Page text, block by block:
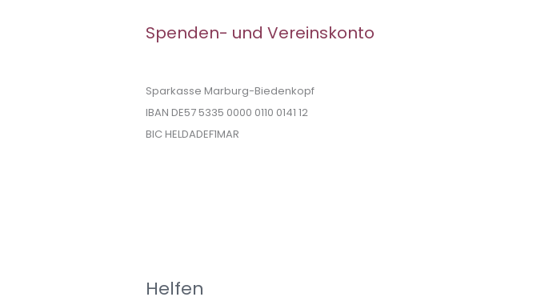
Spenden- und Vereinskonto
Sparkasse Marburg-Biedenkopf
IBAN DE57 5335 0000 0110 0141 12
BIC HELDADEF1MAR
Helfen